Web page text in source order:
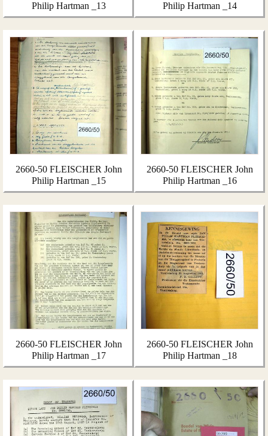
Philip Hartman _13
Philip Hartman _14
2660-50 FLEISCHER John
Philip Hartman _15
2660-50 FLEISCHER John
Philip Hartman _16
2660-50 FLEISCHER John
Philip Hartman _17
2660-50 FLEISCHER John
Philip Hartman _18